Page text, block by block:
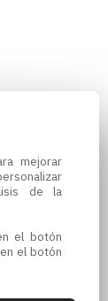
mejorar
de la
el botón
el botón